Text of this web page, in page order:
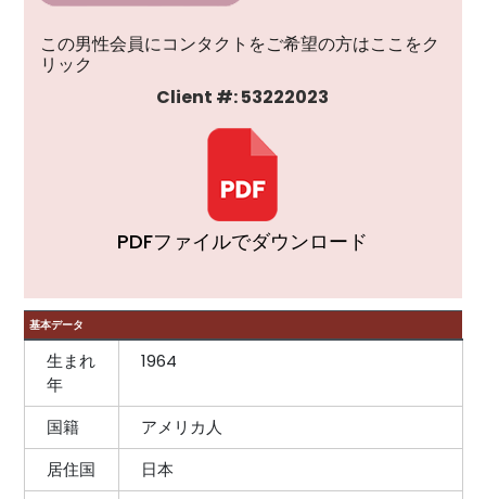
この男性会員にコンタクトをご希望の方はここをク
リック
Client #: 53222023
PDFファイルでダウンロード
基本データ
生まれ
年
1964
国籍
アメリカ人
居住国
日本